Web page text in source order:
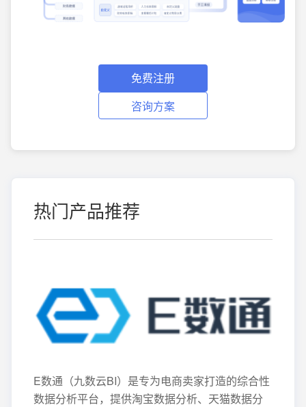
免费注册
咨询方案
热门产品推荐
E数通（九数云BI）是专为电商卖家打造的综合性
数据分析平台，提供淘宝数据分析、天猫数据分